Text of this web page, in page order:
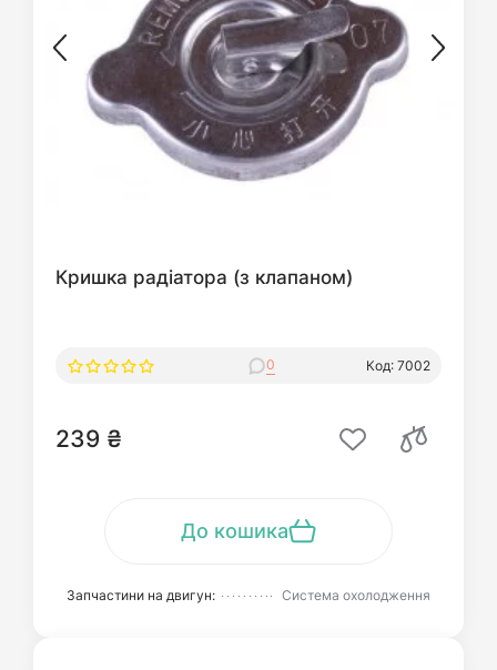
Кришка радіатора (з клапаном)
0 Код: 7002
239 ₴
До кошика
Запчастини на двигун: Система охолодження